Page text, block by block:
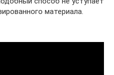
материала.